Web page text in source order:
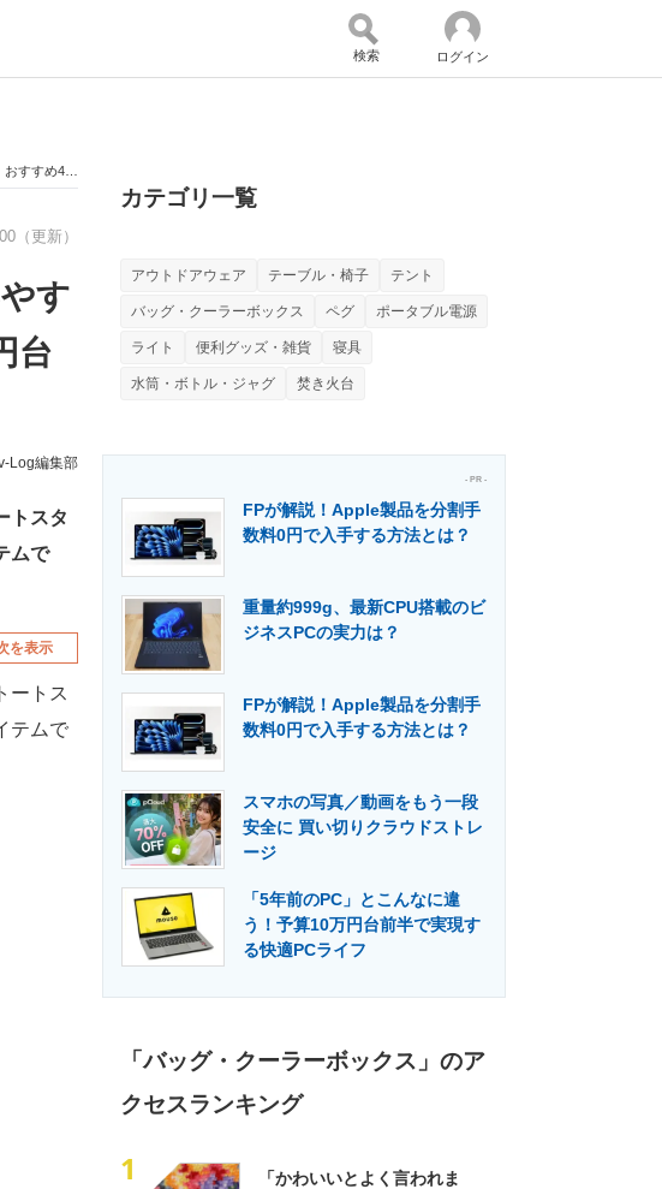
進化するPCとデバイスの未来
経営リーダーのコミュニティ
エネルギーの専門メディア 建設×テクノロジーの最前線
検索 ログイン
【2025年5月版】
（更新）
す
台
Log編集部
トスタ
ムで
を表示
ートス
テムで
カテゴリ一覧
アウトドアウェア テーブル・椅子 テント
バッグ・クーラーボックス ペグ ポータブル電源
ライト 便利グッズ・雑貨 寝具
水筒・ボトル・ジャグ 焚き火台
- PR -
FPが解説！Apple製品を分割手
数料0円で入手する方法とは？
重量約999g、最新CPU搭載のビ
ジネスPCの実力は？
FPが解説！Apple製品を分割手
数料0円で入手する方法とは？
スマホの写真／動画をもう一段
安全に 買い切りクラウドストレ
ージ
「5年前のPC」とこんなに違
う！予算10万円台前半で実現す
る快適PCライフ
「バッグ・クーラーボックス」のア
クセスランキング
1
「かわいいとよく言われま